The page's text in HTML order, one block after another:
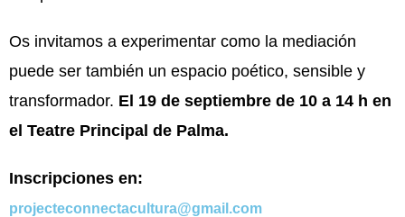
Os invitamos a experimentar como la mediación
puede ser también un espacio poético, sensible y
transformador. El 19 de septiembre de 10 a 14 h en
el Teatre Principal de Palma.
Inscripciones en:
projecteconnectacultura@gmail.com